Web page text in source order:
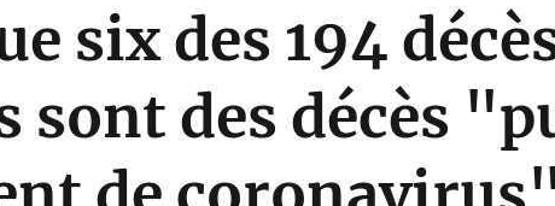
six des 194
sont des décès